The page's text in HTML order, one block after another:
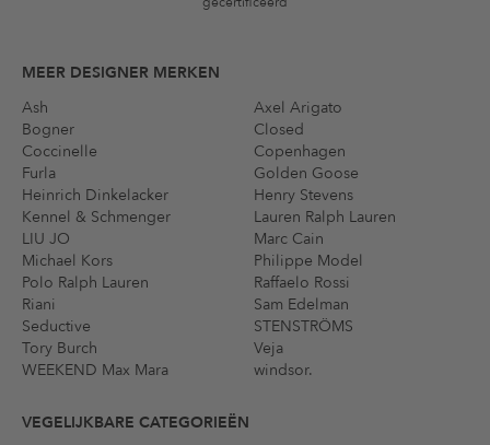
MEER DESIGNER MERKEN
Ash
Axel Arigato
Bogner
Closed
Coccinelle
Copenhagen
Furla
Golden Goose
Heinrich Dinkelacker
Henry Stevens
Kennel & Schmenger
Lauren Ralph Lauren
LIU JO
Marc Cain
Michael Kors
Philippe Model
Polo Ralph Lauren
Raffaelo Rossi
Riani
Sam Edelman
Seductive
STENSTRÖMS
Tory Burch
Veja
WEEKEND Max Mara
windsor.
VEGELIJKBARE CATEGORIEËN